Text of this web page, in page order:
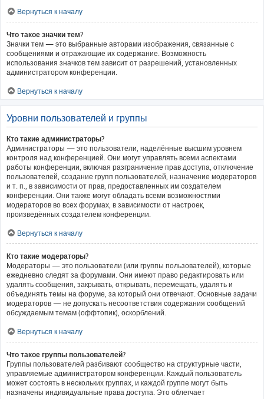
Вернуться к началу
Что такое значки тем?
Значки тем — это выбранные авторами изображения, связанные с
сообщениями и отражающие их содержание. Возможность
использования значков тем зависит от разрешений, установленных
администратором конференции.
Вернуться к началу
Уровни пользователей и группы
Кто такие администраторы?
Администраторы — это пользователи, наделённые высшим уровнем
контроля над конференцией. Они могут управлять всеми аспектами
работы конференции, включая разграничение прав доступа, отключение
пользователей, создание групп пользователей, назначение модераторов
и т. п., в зависимости от прав, предоставленных им создателем
конференции. Они также могут обладать всеми возможностями
модераторов во всех форумах, в зависимости от настроек,
произведённых создателем конференции.
Вернуться к началу
Кто такие модераторы?
Модераторы — это пользователи (или группы пользователей), которые
ежедневно следят за форумами. Они имеют право редактировать или
удалять сообщения, закрывать, открывать, перемещать, удалять и
объединять темы на форуме, за который они отвечают. Основные задачи
модераторов — не допускать несоответствия содержания сообщений
обсуждаемым темам (оффтопик), оскорблений.
Вернуться к началу
Что такое группы пользователей?
Группы пользователей разбивают сообщество на структурные части,
управляемые администратором конференции. Каждый пользователь
может состоять в нескольких группах, и каждой группе могут быть
назначены индивидуальные права доступа. Это облегчает